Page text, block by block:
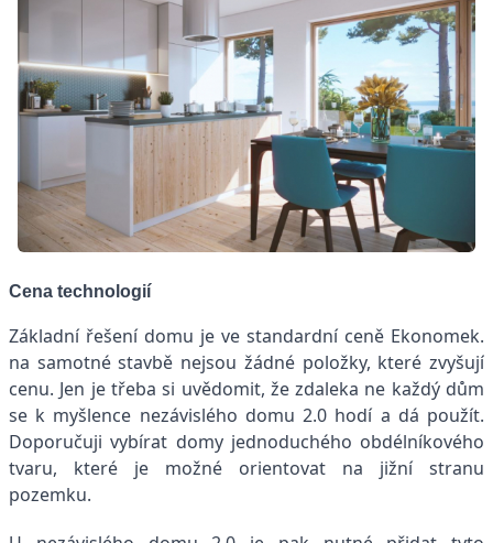
Cena technologií
Základní řešení domu je ve standardní ceně Ekonomek.
na samotné stavbě nejsou žádné položky, které zvyšují
cenu. Jen je třeba si uvědomit, že zdaleka ne každý dům
se k myšlence nezávislého domu 2.0 hodí a dá použít.
Doporučuji vybírat domy jednoduchého obdélníkového
tvaru, které je možné orientovat na jižní stranu
pozemku.